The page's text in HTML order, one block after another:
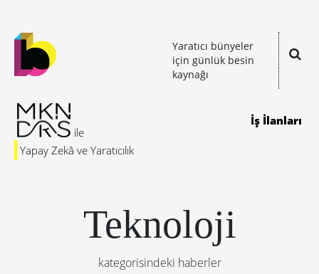
Yaratıcı bünyeler
için günlük besin
kaynağı
Yapay Zekâ ve Yaratıcılık
İş İlanları
Teknoloji
kategorisindeki haberler